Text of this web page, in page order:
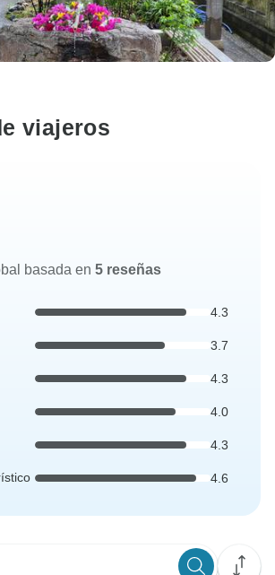
viajeros
basada en 5 reseñas
4.3
3.7
4.3
4.0
4.3
4.6